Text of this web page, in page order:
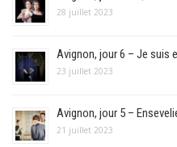
28 juillet 2023
Avignon, jour 6 – Je suis
23 juillet 2023
Avignon, jour 5 –
21 juillet 2023